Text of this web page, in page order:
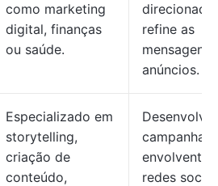
como marketing
digital, finanças
ou saúde.
refine as
mensagens
anúncios.
Especializado em
storytelling,
criação de
conteúdo,
Desenvolva
campanhas
envolventes
redes